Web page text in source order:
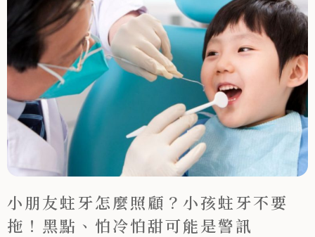
小朋友蛀牙怎麼照顧？小孩蛀牙不要
拖！黑點、怕冷怕甜可能是警訊